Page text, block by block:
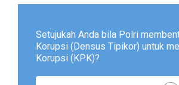
Setujukah Anda bila Polri
Korupsi (Densus Tipikor) untuk
Korupsi (KPK)?